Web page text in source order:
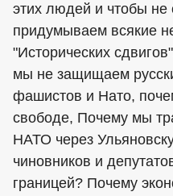
этих людей и чтобы не
придумываем всякие
"Исторических
мы не защищаем
фашистов и Нато,
свободе, Почему мы
НАТО через
чиновников и
границей? Почему